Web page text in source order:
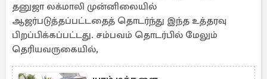
தனுஜா லக்மாலி முன்னிலையில்
ஆஜர்படுத்தப்பட்டதைத் தொடர்ந்து இந்த உத்தரவு
பிறப்பிக்கப்பட்டது. சம்பவம் தொடர்பில் மேலும்
தெரியவருகையில்,